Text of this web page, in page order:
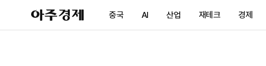
아
주
제
중국 AI 산업 재테크 경제